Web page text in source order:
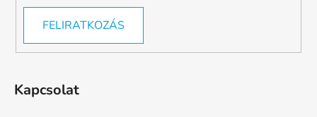
FELIRATKOZÁS
Kapcsolat